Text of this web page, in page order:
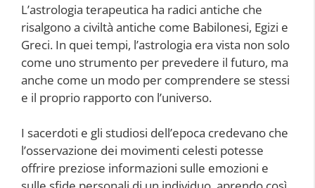
L’astrologia terapeutica ha radici antiche che
risalgono a civiltà antiche come Babilonesi, Egizi e
Greci. In quei tempi, l’astrologia era vista non solo
come uno strumento per prevedere il futuro, ma
anche come un modo per comprendere se stessi
e il proprio rapporto con l’universo.
I sacerdoti e gli studiosi dell’epoca credevano che
l’osservazione dei movimenti celesti potesse
offrire preziose informazioni sulle emozioni e